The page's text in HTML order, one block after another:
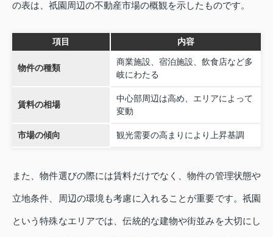
の表は、祇園周辺の不動産市場の概観を示したものです。
項目 内容
物件の種類
商業施設、宿泊施設、飲食店など多
岐にわたる
賃料の相場
中心部周辺は高め、エリアによって
変動
市場の傾向 観光需要の高まりにより上昇基調
また、物件選びの際には賃料だけでなく、物件の管理状態や
立地条件、周辺の環境も考慮に入れることが重要です。祇園
という特殊なエリアでは、伝統的な建物や街並みを大切にし